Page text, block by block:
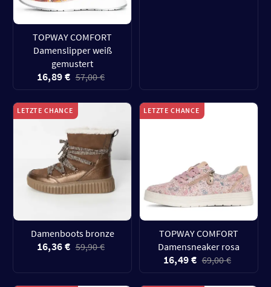
TOPWAY COMFORT
Damenslipper weiß
gemustert
16,89 € 57,00 €
LETZTE CHANCE
Damenboots bronze
16,36 € 59,90 €
LETZTE CHANCE
TOPWAY COMFORT
Damensneaker rosa
16,49 € 69,00 €